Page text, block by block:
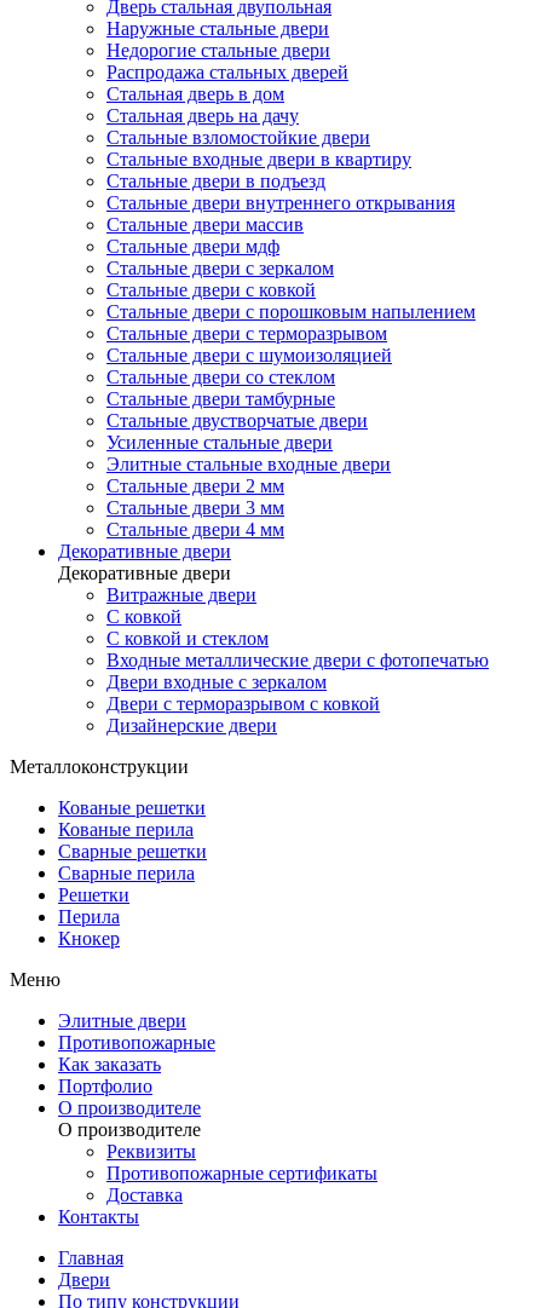
Дверь стальная двупольная
Наружные стальные двери
Недорогие стальные двери
Распродажа стальных дверей
Стальная дверь в дом
Стальная дверь на дачу
Стальные взломостойкие двери
Стальные входные двери в квартиру
Стальные двери в подъезд
Стальные двери внутреннего открывания
Стальные двери массив
Стальные двери мдф
Стальные двери с зеркалом
Стальные двери с ковкой
Стальные двери с порошковым напылением
Стальные двери с терморазрывом
Стальные двери с шумоизоляцией
Стальные двери со стеклом
Стальные двери тамбурные
Стальные двустворчатые двери
Усиленные стальные двери
Элитные стальные входные двери
Стальные двери 2 мм
Стальные двери 3 мм
Стальные двери 4 мм
Декоративные двери
Декоративные двери
Витражные двери
С ковкой
С ковкой и стеклом
Входные металлические двери с фотопечатью
Двери входные с зеркалом
Двери с терморазрывом с ковкой
Дизайнерские двери
Металлоконструкции
Кованые решетки
Кованые перила
Сварные решетки
Сварные перила
Решетки
Перила
Кнокер
Меню
Элитные двери
Противопожарные
Как заказать
Портфолио
О производителе
О производителе
Реквизиты
Противопожарные сертификаты
Доставка
Контакты
Главная
Двери
По типу конструкции